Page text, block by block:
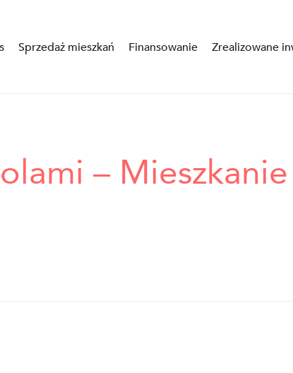
Sprzedaż mieszkań Finansowanie Zrealizowane
–